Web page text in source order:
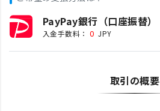
PayPay銀行（口座振替）
入金手数料： 0 JPY
取引の概要